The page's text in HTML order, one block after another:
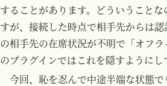
することがあります。どういうこと
すが、接続した時点で相手先からは
の相手先の在席状況が不明で「オフ
のプラグインではこれを隠すようにし
今回、恥を忍んで中途半端な状態